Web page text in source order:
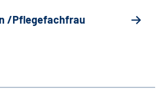
/Pflegefachfrau